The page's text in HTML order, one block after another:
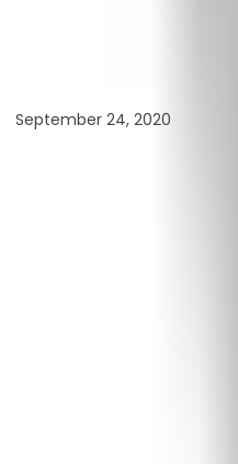
September 24, 2020